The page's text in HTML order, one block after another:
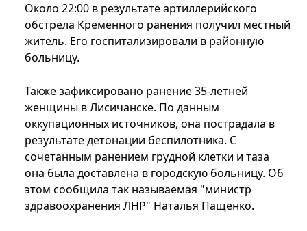
Около 22:00 в результате артиллерийского
обстрела Кременного ранения получил местный
житель. Его госпитализировали в районную
больницу.
Также зафиксировано ранение 35-летней
женщины в Лисичанске. По данным
оккупационных источников, она пострадала в
результате детонации беспилотника. С
сочетанным ранением грудной клетки и таза
она была доставлена в городскую больницу. Об
этом сообщила так называемая "министр
здравоохранения ЛНР" Наталья Пащенко.